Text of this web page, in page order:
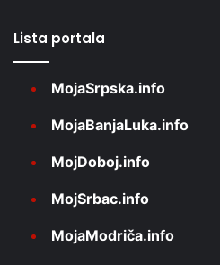
Lista portala
MojaSrpska.info
MojaBanjaLuka.info
MojDoboj.info
MojSrbac.info
MojaModriča.info